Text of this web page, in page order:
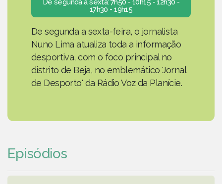
De segunda a sexta: 7h50 - 10h15 - 12h30 -
17h30 - 19h15
De segunda a sexta-feira, o jornalista
Nuno Lima atualiza toda a informação
desportiva, com o foco principal no
distrito de Beja, no emblemático 'Jornal
de Desporto' da Rádio Voz da Planície.
Episódios